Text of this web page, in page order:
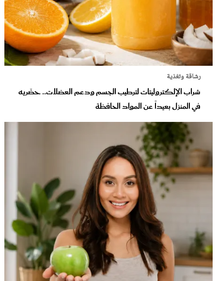
رشاقة وتغذية
شراب الإلكتروليتات لترطيب الجسم ودعم العضلات.. حضّريه
في المنزل بعيداً عن المواد الحافظة